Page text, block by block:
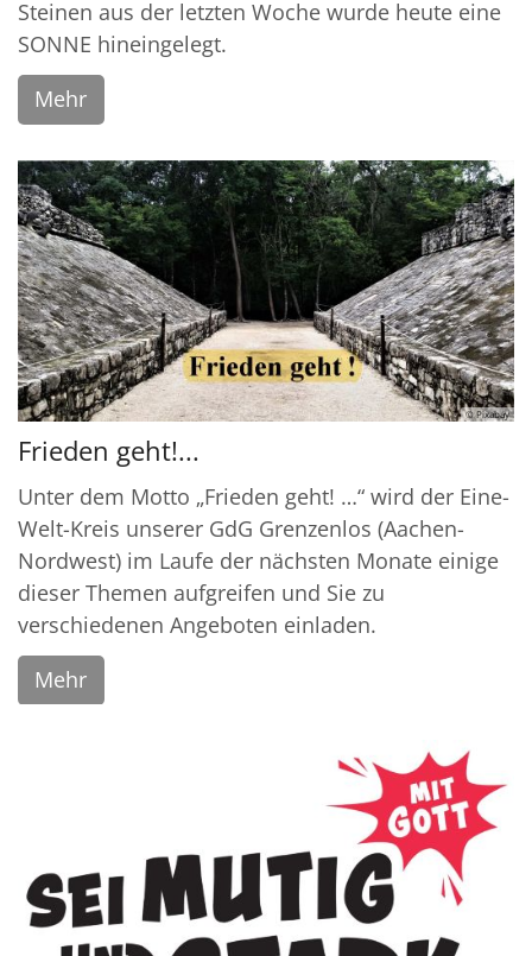
Steinen aus der letzten Woche wurde heute eine
SONNE hineingelegt.
Mehr
© Pixabay
Frieden geht!...
Unter dem Motto „Frieden geht! …“ wird der Eine-
Welt-Kreis unserer GdG Grenzenlos (Aachen-
Nordwest) im Laufe der nächsten Monate einige
dieser Themen aufgreifen und Sie zu
verschiedenen Angeboten einladen.
Mehr